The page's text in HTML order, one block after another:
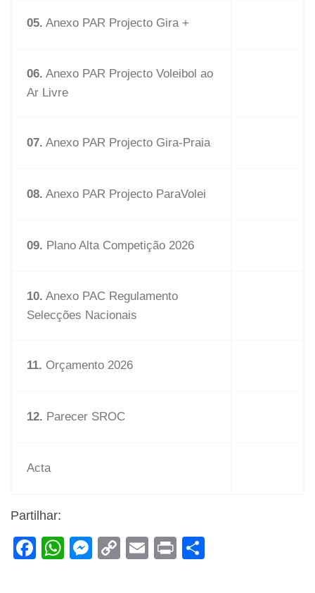
05. Anexo PAR Projecto Gira +
06. Anexo PAR Projecto Voleibol ao
Ar Livre
07. Anexo PAR Projecto Gira-Praia
08. Anexo PAR Projecto ParaVolei
09. Plano Alta Competição 2026
10. Anexo PAC Regulamento
Selecções Nacionais
11. Orçamento 2026
12. Parecer SROC
Acta
Partilhar:
F
W
M
C
E
Pr